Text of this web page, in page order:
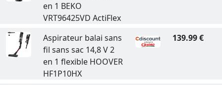
en 1 BEKO
VRT96425VD ActiFlex
Aspirateur balai sans
fil sans sac 14,8 V 2
en 1 flexible HOOVER
HF1P10HX
139.99 €